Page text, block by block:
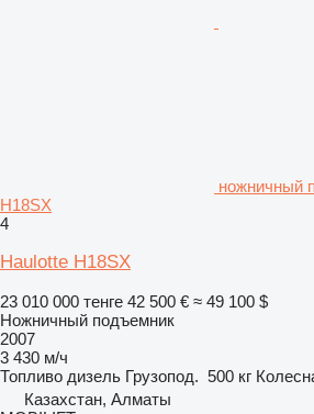
ножничный
H18SX
4
Haulotte H18SX
23 010 000 тенге 42 500 € ≈ 49 100 $
Ножничный подъемник
2007
3 430 м/ч
Топливо дизель Грузопод. 500 кг
Казахстан, Алматы